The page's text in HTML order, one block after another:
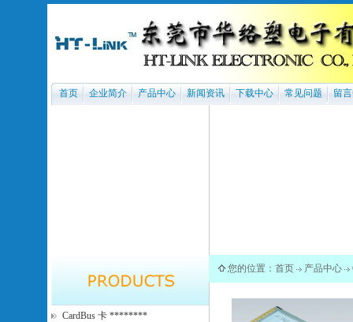
首页 企业简介 产品中心 新闻资讯 下载中心 常见问题 留
CardBus 卡 ********
您的位置： 首页 产品中心